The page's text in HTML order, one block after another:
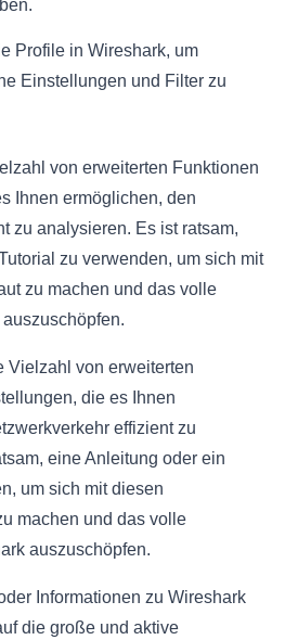
Profile in Wireshark, um
Einstellungen und Filter zu
von erweiterten Funktionen
Ihnen ermöglichen, den
zu analysieren. Es ist ratsam,
zu verwenden, um sich mit
zu machen und das volle
Vielzahl von erweiterten
die es Ihnen
effizient zu
eine Anleitung oder ein
um sich mit diesen
machen und das volle
auszuschöpfen.
Informationen zu Wireshark
die große und aktive